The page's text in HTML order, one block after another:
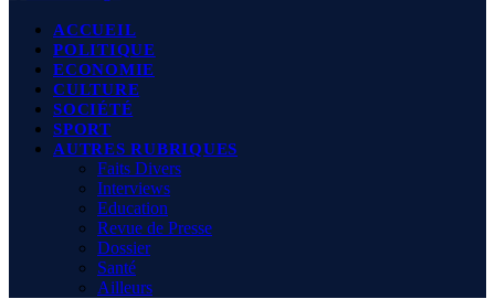
ACCUEIL
POLITIQUE
ECONOMIE
CULTURE
SOCIÉTÉ
SPORT
AUTRES RUBRIQUES
Faits Divers
Interviews
Education
Revue de Presse
Dossier
Santé
Ailleurs